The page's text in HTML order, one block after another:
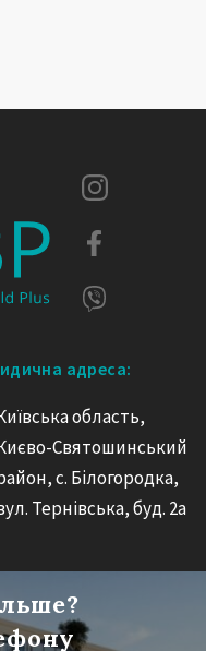
адреса:
область,
Святошинський
с. Білогородка,
Тернівська, буд. 2а